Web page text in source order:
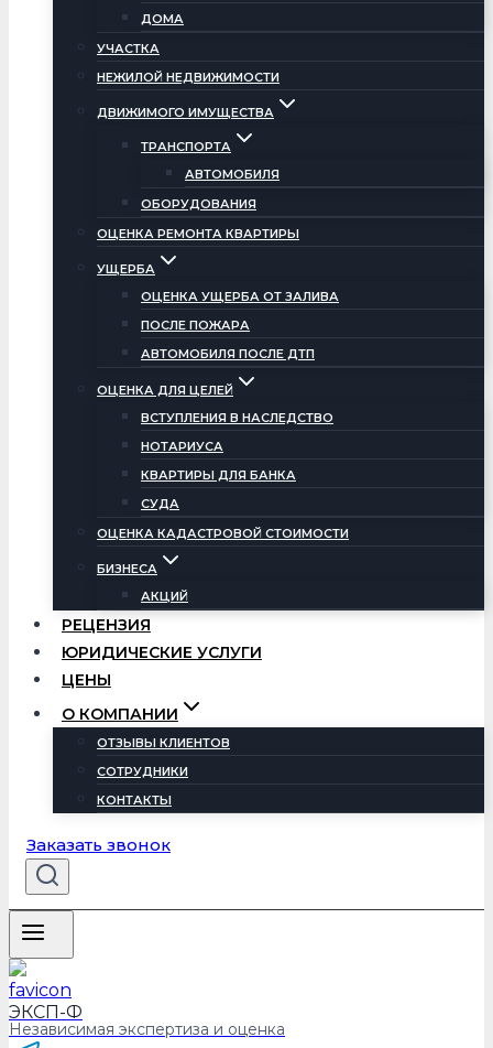
ДОМА
УЧАСТКА
НЕЖИЛОЙ НЕДВИЖИМОСТИ
ДВИЖИМОГО ИМУЩЕСТВА
ТРАНСПОРТА
АВТОМОБИЛЯ
ОБОРУДОВАНИЯ
ОЦЕНКА РЕМОНТА КВАРТИРЫ
УЩЕРБА
ОЦЕНКА УЩЕРБА ОТ ЗАЛИВА
ПОСЛЕ ПОЖАРА
АВТОМОБИЛЯ ПОСЛЕ ДТП
ОЦЕНКА ДЛЯ ЦЕЛЕЙ
ВСТУПЛЕНИЯ В НАСЛЕДСТВО
НОТАРИУСА
КВАРТИРЫ ДЛЯ БАНКА
СУДА
ОЦЕНКА КАДАСТРОВОЙ СТОИМОСТИ
БИЗНЕСА
АКЦИЙ
РЕЦЕНЗИЯ
ЮРИДИЧЕСКИЕ УСЛУГИ
ЦЕНЫ
О КОМПАНИИ
ОТЗЫВЫ КЛИЕНТОВ
СОТРУДНИКИ
КОНТАКТЫ
Заказать звонок
ЭКСП-Ф
Независимая экспертиза и оценка